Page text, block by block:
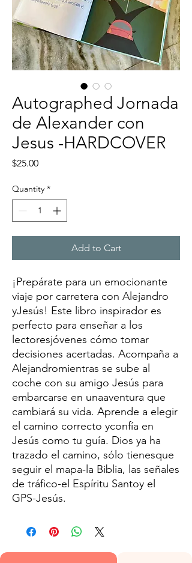
Autographed Jornada
de Alexander con
Jesus -HARDCOVER
$25.00Price
Quantity *
Add to Cart
¡Prepárate para un emocionante
viaje por carretera con Alejandro
yJesús! Este libro inspirador es
perfecto para enseñar a los
lectoresjóvenes cómo tomar
decisiones acertadas. Acompaña a
Alejandromientras se sube al
coche con su amigo Jesús para
embarcarse en unaaventura que
cambiará su vida. Aprende a elegir
el camino correcto yconfía en
Jesús como tu guía. Dios ya ha
trazado el camino, sólo tienesque
seguir el mapa-la Biblia, las señales
de tráfico-el Espíritu Santoy el
GPS-Jesús.